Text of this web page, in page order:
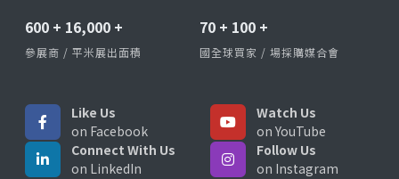
600 + 16,000 +
參展商 / 平米展出面積
70 + 100 +
國全球買家 / 場採購媒合會
Like Us
on Facebook
Watch Us
on YouTube
Connect With Us
on LinkedIn
Follow Us
on Instagram